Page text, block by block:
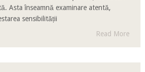
Asta înseamnă examinare atentă,
sensibilității
Read More